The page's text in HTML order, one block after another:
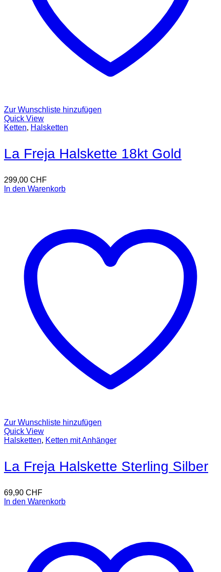
Zur Wunschliste hinzufügen
Quick View
Ketten, Halsketten
La Freja Halskette 18kt Gold
299,00 CHF
In den Warenkorb
Zur Wunschliste hinzufügen
Quick View
Halsketten, Ketten mit Anhänger
La Freja Halskette Sterling Silber
69,90 CHF
In den Warenkorb